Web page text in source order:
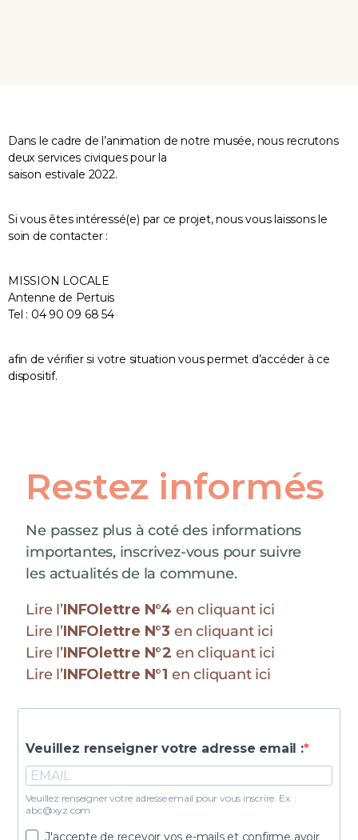
Dans le cadre de l’animation de notre musée, nous recrutons
deux services civiques pour la
saison estivale 2022.
Si vous êtes intéressé(e) par ce projet, nous vous laissons le
soin de contacter :
MISSION LOCALE
Antenne de Pertuis
Tel : 04 90 09 68 54
afin de vérifier si votre situation vous permet d’accéder à ce
dispositif.
Restez informés
Ne passez plus à coté des informations
importantes, inscrivez-vous pour suivre
les actualités de la commune.
Lire l’INFOlettre N°4 en cliquant ici
Lire l’INFOlettre N°3 en cliquant ici
Lire l’INFOlettre N°2 en cliquant ici
Lire l’INFOlettre N°1 en cliquant ici
Veuillez renseigner votre adresse email :
Veuillez renseigner votre adresse email pour vous inscrire. Ex. :
abc@xyz.com
J'accepte de recevoir vos e-mails et confirme avoir